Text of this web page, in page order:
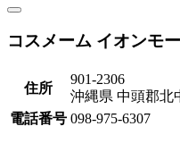
コスメーム イオンモ
住所
901-2306
沖縄県 中頭郡北
電話番号 098-975-6307